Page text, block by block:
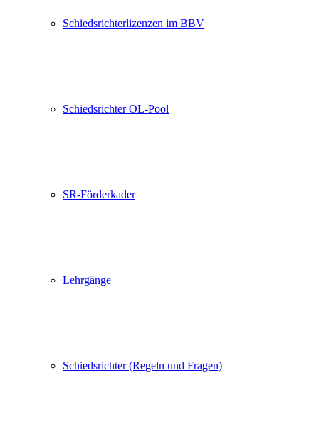
Schiedsrichterlizenzen im BBV
Schiedsrichter OL-Pool
SR-Förderkader
Lehrgänge
Schiedsrichter (Regeln und Fragen)